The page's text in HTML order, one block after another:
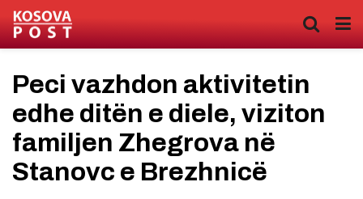
Peci vazhdon aktivitetin
edhe ditën e diele, viziton
familjen Zhegrova në
Stanovc e Brezhnicë